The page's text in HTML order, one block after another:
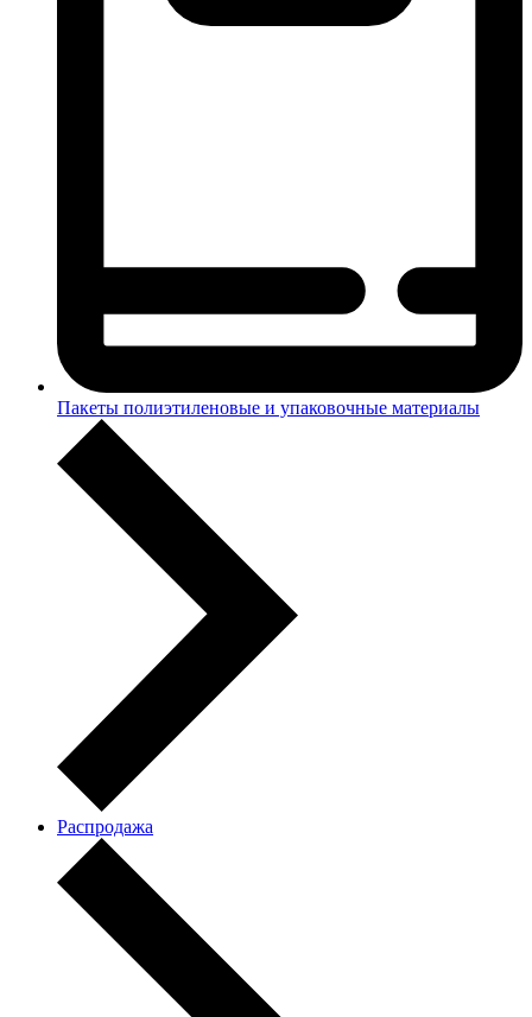
Пакеты полиэтиленовые и упаковочные материалы
Распродажа